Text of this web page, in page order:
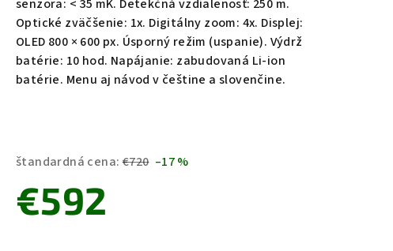
z
5
hviezdičiek.
senzora: < 35 mK. Detekčná vzdialenosť: 250 m.
Optické zväčšenie: 1x. Digitálny zoom: 4x. Displej:
OLED 800 × 600 px. Úsporný režim (uspanie). Výdrž
batérie: 10 hod. Napájanie: zabudovaná Li-ion
batérie. Menu aj návod v češtine a slovenčine.
štandardná cena: €720 –17 %
€592